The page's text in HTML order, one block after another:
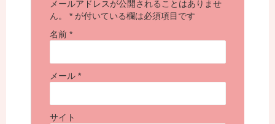
メールアドレスが公開されることはありませ
ん。
* が付いている欄は必須項目です
名前 *
メール *
サイト